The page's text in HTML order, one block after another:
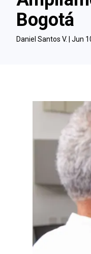
Bogotá
Daniel Santos V. | Jun